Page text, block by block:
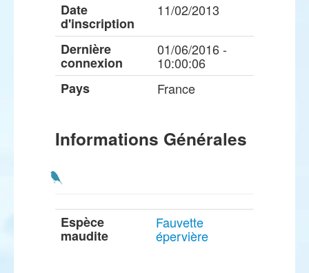
Date
d'inscription
11/02/2013
Dernière
connexion
01/06/2016 -
10:00:06
Pays
France
Informations Générales
Espèce
maudite
Fauvette
épervière